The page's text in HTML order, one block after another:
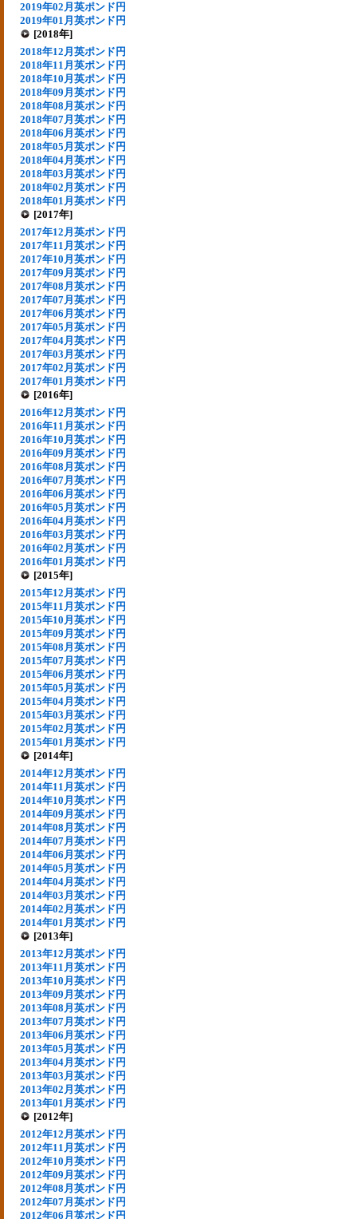
2019年02月英ポンド円
2019年01月英ポンド円
[2018年]
2018年12月英ポンド円
2018年11月英ポンド円
2018年10月英ポンド円
2018年09月英ポンド円
2018年08月英ポンド円
2018年07月英ポンド円
2018年06月英ポンド円
2018年05月英ポンド円
2018年04月英ポンド円
2018年03月英ポンド円
2018年02月英ポンド円
2018年01月英ポンド円
[2017年]
2017年12月英ポンド円
2017年11月英ポンド円
2017年10月英ポンド円
2017年09月英ポンド円
2017年08月英ポンド円
2017年07月英ポンド円
2017年06月英ポンド円
2017年05月英ポンド円
2017年04月英ポンド円
2017年03月英ポンド円
2017年02月英ポンド円
2017年01月英ポンド円
[2016年]
2016年12月英ポンド円
2016年11月英ポンド円
2016年10月英ポンド円
2016年09月英ポンド円
2016年08月英ポンド円
2016年07月英ポンド円
2016年06月英ポンド円
2016年05月英ポンド円
2016年04月英ポンド円
2016年03月英ポンド円
2016年02月英ポンド円
2016年01月英ポンド円
[2015年]
2015年12月英ポンド円
2015年11月英ポンド円
2015年10月英ポンド円
2015年09月英ポンド円
2015年08月英ポンド円
2015年07月英ポンド円
2015年06月英ポンド円
2015年05月英ポンド円
2015年04月英ポンド円
2015年03月英ポンド円
2015年02月英ポンド円
2015年01月英ポンド円
[2014年]
2014年12月英ポンド円
2014年11月英ポンド円
2014年10月英ポンド円
2014年09月英ポンド円
2014年08月英ポンド円
2014年07月英ポンド円
2014年06月英ポンド円
2014年05月英ポンド円
2014年04月英ポンド円
2014年03月英ポンド円
2014年02月英ポンド円
2014年01月英ポンド円
[2013年]
2013年12月英ポンド円
2013年11月英ポンド円
2013年10月英ポンド円
2013年09月英ポンド円
2013年08月英ポンド円
2013年07月英ポンド円
2013年06月英ポンド円
2013年05月英ポンド円
2013年04月英ポンド円
2013年03月英ポンド円
2013年02月英ポンド円
2013年01月英ポンド円
[2012年]
2012年12月英ポンド円
2012年11月英ポンド円
2012年10月英ポンド円
2012年09月英ポンド円
2012年08月英ポンド円
2012年07月英ポンド円
2012年06月英ポンド円